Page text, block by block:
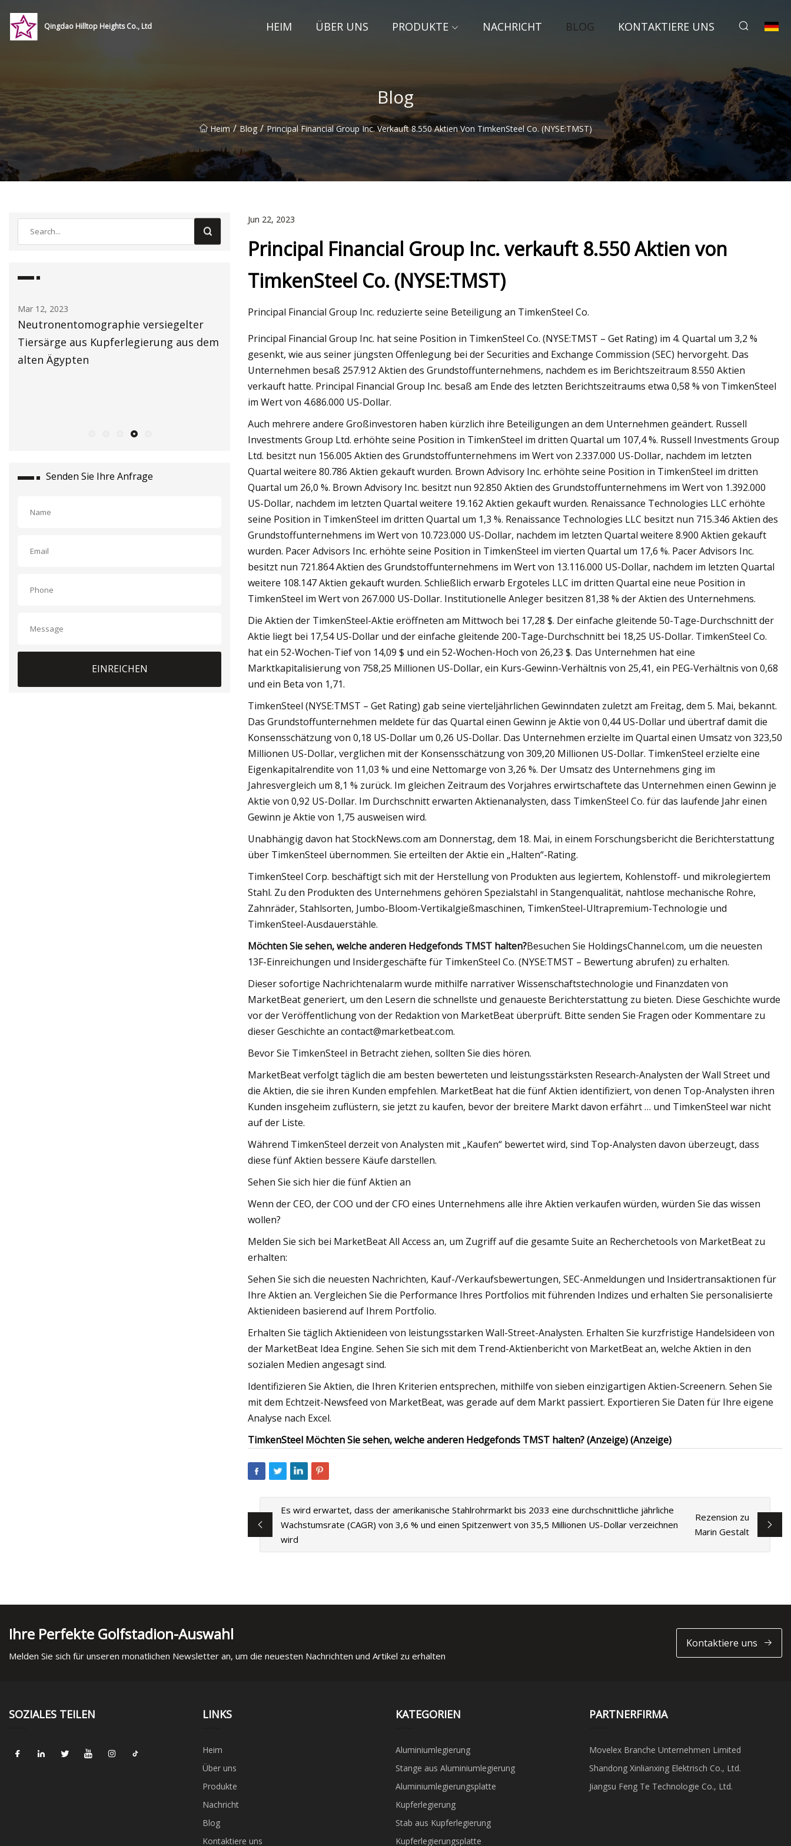
Qingdao Hilltop Heights Co., Ltd HEIM ÜBER UNS PRODUKTE NACHRICHT BLOG KONTAKTIERE UNS
Blog
Heim / Blog / Principal Financial Group Inc. Verkauft 8.550 Aktien Von TimkenSteel Co. (NYSE:TMST)
Mar 12, 2023
Neutronentomographie versiegelter
Tiersärge aus Kupferlegierung aus dem
alten Ägypten
Mar 14, 2023
und Röhren wird voraussichtlich mit
einer jährlichen Wachstumsrate von 6
% steigen und bis 2032 331,4 Milliarden
US-Dollar erreichen: Analyse von
Mar 06, 2023
Abscheidung und -Speicherung mit
ExxonMobil ab
Senden Sie Ihre Anfrage
EINREICHEN
Jun 22, 2023
Principal Financial Group Inc. verkauft 8.550 Aktien von
TimkenSteel Co. (NYSE:TMST)
Principal Financial Group Inc. reduzierte seine Beteiligung an TimkenSteel Co.
Principal Financial Group Inc. hat seine Position in TimkenSteel Co. (NYSE:TMST – Get Rating) im 4. Quartal um 3,2 %
gesenkt, wie aus seiner jüngsten Offenlegung bei der Securities and Exchange Commission (SEC) hervorgeht. Das
Unternehmen besaß 257.912 Aktien des Grundstoffunternehmens, nachdem es im Berichtszeitraum 8.550 Aktien
verkauft hatte. Principal Financial Group Inc. besaß am Ende des letzten Berichtszeitraums etwa 0,58 % von TimkenSteel
im Wert von 4.686.000 US-Dollar.
Auch mehrere andere Großinvestoren haben kürzlich ihre Beteiligungen an dem Unternehmen geändert. Russell
Investments Group Ltd. erhöhte seine Position in TimkenSteel im dritten Quartal um 107,4 %. Russell Investments Group
Ltd. besitzt nun 156.005 Aktien des Grundstoffunternehmens im Wert von 2.337.000 US-Dollar, nachdem im letzten
Quartal weitere 80.786 Aktien gekauft wurden. Brown Advisory Inc. erhöhte seine Position in TimkenSteel im dritten
Quartal um 26,0 %. Brown Advisory Inc. besitzt nun 92.850 Aktien des Grundstoffunternehmens im Wert von 1.392.000
US-Dollar, nachdem im letzten Quartal weitere 19.162 Aktien gekauft wurden. Renaissance Technologies LLC erhöhte
seine Position in TimkenSteel im dritten Quartal um 1,3 %. Renaissance Technologies LLC besitzt nun 715.346 Aktien des
Grundstoffunternehmens im Wert von 10.723.000 US-Dollar, nachdem im letzten Quartal weitere 8.900 Aktien gekauft
wurden. Pacer Advisors Inc. erhöhte seine Position in TimkenSteel im vierten Quartal um 17,6 %. Pacer Advisors Inc.
besitzt nun 721.864 Aktien des Grundstoffunternehmens im Wert von 13.116.000 US-Dollar, nachdem im letzten Quartal
weitere 108.147 Aktien gekauft wurden. Schließlich erwarb Ergoteles LLC im dritten Quartal eine neue Position in
TimkenSteel im Wert von 267.000 US-Dollar. Institutionelle Anleger besitzen 81,38 % der Aktien des Unternehmens.
Die Aktien der TimkenSteel-Aktie eröffneten am Mittwoch bei 17,28 $. Der einfache gleitende 50-Tage-Durchschnitt der
Aktie liegt bei 17,54 US-Dollar und der einfache gleitende 200-Tage-Durchschnitt bei 18,25 US-Dollar. TimkenSteel Co.
hat ein 52-Wochen-Tief von 14,09 $ und ein 52-Wochen-Hoch von 26,23 $. Das Unternehmen hat eine
Marktkapitalisierung von 758,25 Millionen US-Dollar, ein Kurs-Gewinn-Verhältnis von 25,41, ein PEG-Verhältnis von 0,68
und ein Beta von 1,71.
TimkenSteel (NYSE:TMST – Get Rating) gab seine vierteljährlichen Gewinndaten zuletzt am Freitag, dem 5. Mai, bekannt.
Das Grundstoffunternehmen meldete für das Quartal einen Gewinn je Aktie von 0,44 US-Dollar und übertraf damit die
Konsensschätzung von 0,18 US-Dollar um 0,26 US-Dollar. Das Unternehmen erzielte im Quartal einen Umsatz von 323,50
Millionen US-Dollar, verglichen mit der Konsensschätzung von 309,20 Millionen US-Dollar. TimkenSteel erzielte eine
Eigenkapitalrendite von 11,03 % und eine Nettomarge von 3,26 %. Der Umsatz des Unternehmens ging im
Jahresvergleich um 8,1 % zurück. Im gleichen Zeitraum des Vorjahres erwirtschaftete das Unternehmen einen Gewinn je
Aktie von 0,92 US-Dollar. Im Durchschnitt erwarten Aktienanalysten, dass TimkenSteel Co. für das laufende Jahr einen
Gewinn je Aktie von 1,75 ausweisen wird.
Unabhängig davon hat StockNews.com am Donnerstag, dem 18. Mai, in einem Forschungsbericht die Berichterstattung
über TimkenSteel übernommen. Sie erteilten der Aktie ein „Halten“-Rating.
TimkenSteel Corp. beschäftigt sich mit der Herstellung von Produkten aus legiertem, Kohlenstoff- und mikrolegiertem
Stahl. Zu den Produkten des Unternehmens gehören Spezialstahl in Stangenqualität, nahtlose mechanische Rohre,
Zahnräder, Stahlsorten, Jumbo-Bloom-Vertikalgießmaschinen, TimkenSteel-Ultrapremium-Technologie und
TimkenSteel-Ausdauerstähle.
Möchten Sie sehen, welche anderen Hedgefonds TMST halten?Besuchen Sie HoldingsChannel.com, um die neuesten
13F-Einreichungen und Insidergeschäfte für TimkenSteel Co. (NYSE:TMST – Bewertung abrufen) zu erhalten.
Dieser sofortige Nachrichtenalarm wurde mithilfe narrativer Wissenschaftstechnologie und Finanzdaten von
MarketBeat generiert, um den Lesern die schnellste und genaueste Berichterstattung zu bieten. Diese Geschichte wurde
vor der Veröffentlichung von der Redaktion von MarketBeat überprüft. Bitte senden Sie Fragen oder Kommentare zu
dieser Geschichte an contact@marketbeat.com.
Bevor Sie TimkenSteel in Betracht ziehen, sollten Sie dies hören.
MarketBeat verfolgt täglich die am besten bewerteten und leistungsstärksten Research-Analysten der Wall Street und
die Aktien, die sie ihren Kunden empfehlen. MarketBeat hat die fünf Aktien identifiziert, von denen Top-Analysten ihren
Kunden insgeheim zuflüstern, sie jetzt zu kaufen, bevor der breitere Markt davon erfährt … und TimkenSteel war nicht
auf der Liste.
Während TimkenSteel derzeit von Analysten mit „Kaufen“ bewertet wird, sind Top-Analysten davon überzeugt, dass
diese fünf Aktien bessere Käufe darstellen.
Sehen Sie sich hier die fünf Aktien an
Wenn der CEO, der COO und der CFO eines Unternehmens alle ihre Aktien verkaufen würden, würden Sie das wissen
wollen?
Melden Sie sich bei MarketBeat All Access an, um Zugriff auf die gesamte Suite an Recherchetools von MarketBeat zu
erhalten:
Sehen Sie sich die neuesten Nachrichten, Kauf-/Verkaufsbewertungen, SEC-Anmeldungen und Insidertransaktionen für
Ihre Aktien an. Vergleichen Sie die Performance Ihres Portfolios mit führenden Indizes und erhalten Sie personalisierte
Aktienideen basierend auf Ihrem Portfolio.
Erhalten Sie täglich Aktienideen von leistungsstarken Wall-Street-Analysten. Erhalten Sie kurzfristige Handelsideen von
der MarketBeat Idea Engine. Sehen Sie sich mit dem Trend-Aktienbericht von MarketBeat an, welche Aktien in den
sozialen Medien angesagt sind.
Identifizieren Sie Aktien, die Ihren Kriterien entsprechen, mithilfe von sieben einzigartigen Aktien-Screenern. Sehen Sie
mit dem Echtzeit-Newsfeed von MarketBeat, was gerade auf dem Markt passiert. Exportieren Sie Daten für Ihre eigene
Analyse nach Excel.
TimkenSteel Möchten Sie sehen, welche anderen Hedgefonds TMST halten? (Anzeige) (Anzeige)
Es wird erwartet, dass der amerikanische Stahlrohrmarkt bis 2033 eine durchschnittliche jährliche
Wachstumsrate (CAGR) von 3,6 % und einen Spitzenwert von 35,5 Millionen US-Dollar verzeichnen
wird
Rezension zu
Marin Gestalt
Ihre Perfekte Golfstadion-Auswahl
Melden Sie sich für unseren monatlichen Newsletter an, um die neuesten Nachrichten und Artikel zu erhalten
Kontaktiere uns
SOZIALES TEILEN LINKS
Heim
Über uns
Produkte
Nachricht
Blog
Kontaktiere uns
KATEGORIEN
Aluminiumlegierung
Stange aus Aluminiumlegierung
Aluminiumlegierungsplatte
Kupferlegierung
Stab aus Kupferlegierung
Kupferlegierungsplatte
PARTNERFIRMA
Movelex Branche Unternehmen Limited
Shandong Xinlianxing Elektrisch Co., Ltd.
Jiangsu Feng Te Technologie Co., Ltd.